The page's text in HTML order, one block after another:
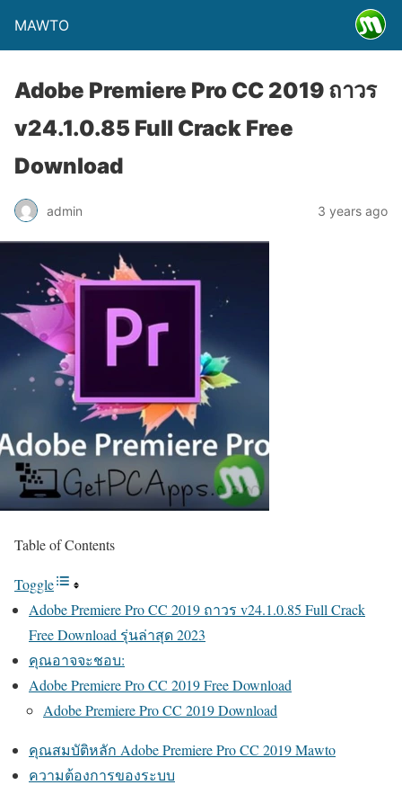
MAWTO
Adobe Premiere Pro CC 2019 ถาวร
v24.1.0.85 Full Crack Free
Download
admin 3 years ago
Table of Contents
Toggle
Adobe Premiere Pro CC 2019 ถาวร v24.1.0.85 Full Crack
Free Download รุ่นล่าสุด 2023
คุณอาจจะชอบ:
Adobe Premiere Pro CC 2019 Free Download
Adobe Premiere Pro CC 2019 Download
คุณสมบัติหลัก Adobe Premiere Pro CC 2019 Mawto
ความต้องการของระบบ